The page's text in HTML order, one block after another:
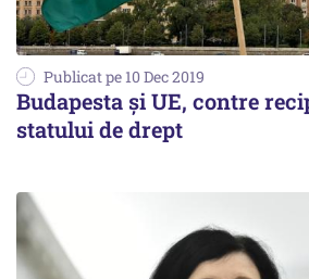
Publicat pe 10 Dec 2019
Budapesta și UE, contre
statului de drept